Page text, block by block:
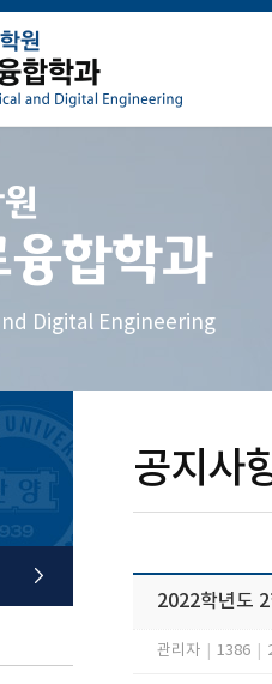
합학과
Digital Engineering
공지사
2022학년도
관리자 1386